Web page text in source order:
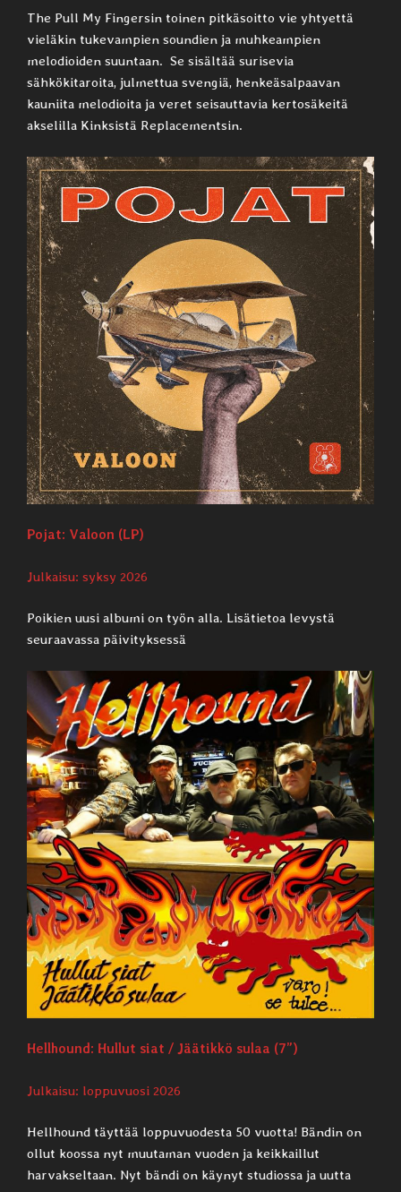
The Pull My Fingersin toinen pitkäsoitto vie yhtyettä
vieläkin tukevampien soundien ja muhkeampien
melodioiden suuntaan. Se sisältää surisevia
sähkökitaroita, julmettua svengiä, henkeäsalpaavan
kauniita melodioita ja veret seisauttavia kertosäkeitä
akselilla Kinksistä Replacementsin.
Pojat: Valoon (LP)
Julkaisu: syksy 2026
Poikien uusi albumi on työn alla. Lisätietoa levystä
seuraavassa päivityksessä
Hellhound: Hullut siat / Jäätikkö sulaa (7”)
Julkaisu: loppuvuosi 2026
Hellhound täyttää loppuvuodesta 50 vuotta! Bändin on
ollut koossa nyt muutaman vuoden ja keikkaillut
harvakseltaan. Nyt bändi on käynyt studiossa ja uutta